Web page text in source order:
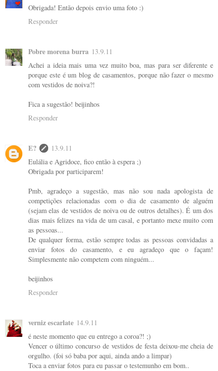
Obrigada! Então depois envio uma foto :)
Responder
Pobre morena burra 13.9.11
Achei a ideia mais uma vez muito boa, mas para ser diferente e
porque este é um blog de casamentos, porque não fazer o mesmo
com vestidos de noiva?!
Fica a sugestão! beijinhos
Responder
E?
13.9.11
Eulália e Agridoce, fico então à espera ;)
Obrigada por participarem!
Pmb, agradeço a sugestão, mas não sou nada apologista de
competições relacionadas com o dia de casamento de alguém
(sejam elas de vestidos de noiva ou de outros detalhes). É um dos
dias mais felizes na vida de um casal, e portanto mexe muito com
as pessoas...
De qualquer forma, estão sempre todas as pessoas convidadas a
enviar fotos do casamento, e eu agradeço que o façam!
Simplesmente não competem com ninguém...
beijinhos
Responder
verniz escarlate 14.9.11
é neste momento que eu entrego a coroa?! ;)
Vencer o último concurso de vestidos de festa deixou-me cheia de
orgulho. (foi só baba por aqui, ainda ando a limpar)
Toca a enviar fotos para eu passar o testemunho em bom..